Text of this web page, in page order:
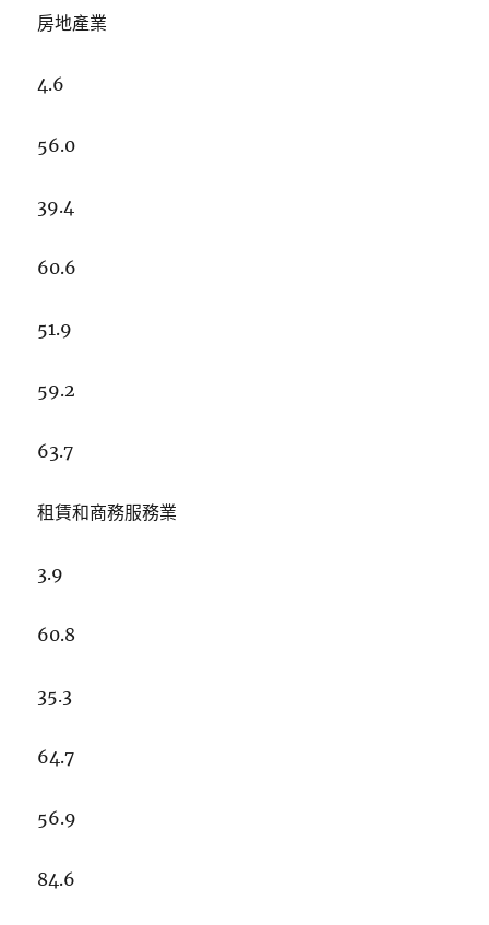
房地產業
4.6
56.0
39.4
60.6
51.9
59.2
63.7
租賃和商務服務業
3.9
60.8
35.3
64.7
56.9
84.6